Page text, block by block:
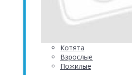
Котята
Взрослые
Пожилые